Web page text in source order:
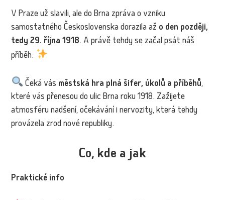
V Praze už slavili, ale do Brna zpráva o vzniku
samostatného Československa dorazila až o den později,
tedy 29. října 1918. A právě tehdy se začal psát náš
příběh.
Čeká vás městská hra plná šifer, úkolů a příběhů,
které vás přenesou do ulic Brna roku 1918. Zažijete
atmosféru nadšení, očekávání i nervozity, která tehdy
provázela zrod nové republiky.
Co, kde a jak
Praktické info